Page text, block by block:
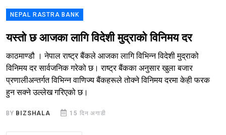
NEPAL RASTRA BANK
यस्तो छ आजका लागि विदेशी मुद्राको विनिमय दर
काठमाण्डौ । नेपाल राष्ट्र बैंकले आजका लागि विभिन्न विदेशी मुद्राको
विनिमय दर सार्वजनिक गरेको छ। राष्ट्र बैंकका अनुसार खुला बजार
प्रणालीअन्तर्गत विभिन्न वाणिज्य बैंकहरूले तोक्ने विनिमय दरमा केही फरक
हुन सक्ने उल्लेख गरिएको छ।
BY BIZSHALA 15 दिन अगाडी